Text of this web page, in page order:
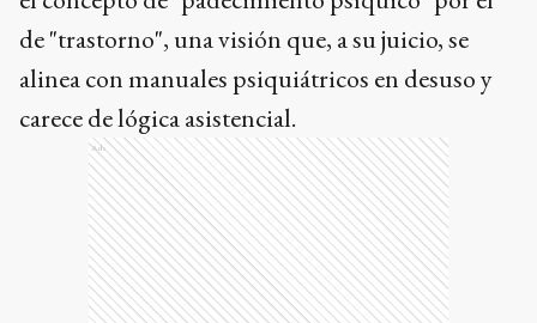
de "trastorno", una visión que, a su juicio, se
alinea con manuales psiquiátricos en desuso y
carece de lógica asistencial.
Ads